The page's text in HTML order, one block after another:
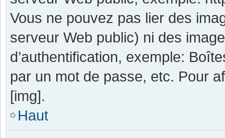
Vous ne pouvez pas lier des
serveur Web public) ni des
d’authentification, exemple:
par un mot de passe, etc. Pour
[img].
Haut